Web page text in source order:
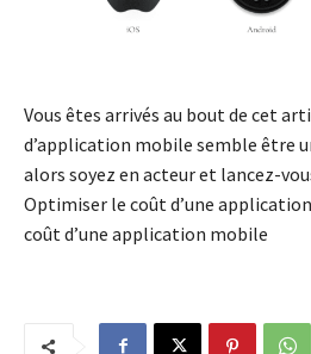
Vous êtes arrivés au bout de cet
d’application mobile semble être
alors soyez en acteur et lancez-
Optimiser le coût d’une
coût d’une application mobile